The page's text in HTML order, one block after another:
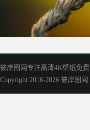
彼岸图网专注高清4K壁纸免
Copyright 2016-2026 彼岸图网